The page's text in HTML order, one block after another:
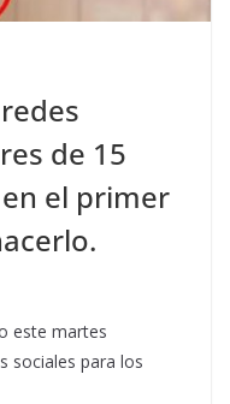
de 15
el primer
este martes
sociales para los